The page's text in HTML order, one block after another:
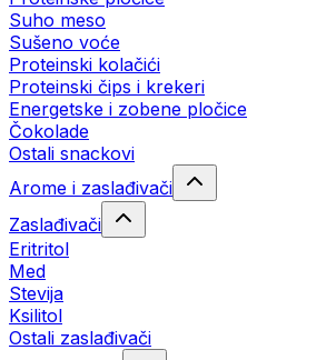
Suho meso
Sušeno voće
Proteinski kolačići
Proteinski čips i krekeri
Energetske i zobene pločice
Čokolade
Ostali snackovi
Arome i zaslađivači
Zaslađivači
Eritritol
Med
Stevija
Ksilitol
Ostali zaslađivači